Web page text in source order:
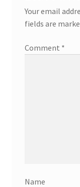
Your email
fields are
Comment *
Name